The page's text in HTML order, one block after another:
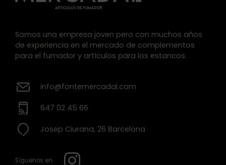
Somos una empresa joven pero con muchos años
de experiencia en el mercado de complementos
para el fumador y artículos para los estancos.
info@fontemercadal.com
647 02 45 66
Josep Ciurana, 26 Barcelona
Síguenos en: